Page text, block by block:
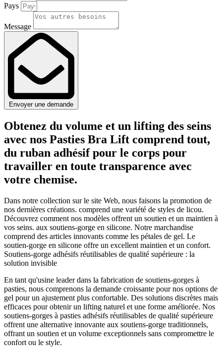
Pays
Message
Envoyer une demande
Obtenez du volume et un lifting des seins
avec nos Pasties Bra Lift comprend tout,
du ruban adhésif pour le corps pour
travailler en toute transparence avec
votre chemise.
Dans notre collection sur le site Web, nous faisons la promotion de
nos dernières créations. comprend une variété de styles de licou.
Découvrez comment nos modèles offrent un soutien et un maintien à
vos seins. aux soutiens-gorge en silicone. Notre marchandise
comprend des articles innovants comme les pétales de gel. Le
soutien-gorge en silicone offre un excellent maintien et un confort.
Soutiens-gorge adhésifs réutilisables de qualité supérieure : la
solution invisible
En tant qu'usine leader dans la fabrication de soutiens-gorges à
pasties, nous comprenons la demande croissante pour nos options de
gel pour un ajustement plus confortable. Des solutions discrètes mais
efficaces pour obtenir un lifting naturel et une forme améliorée. Nos
soutiens-gorges à pasties adhésifs réutilisables de qualité supérieure
offrent une alternative innovante aux soutiens-gorge traditionnels,
offrant un soutien et un volume exceptionnels sans compromettre le
confort ou le style.